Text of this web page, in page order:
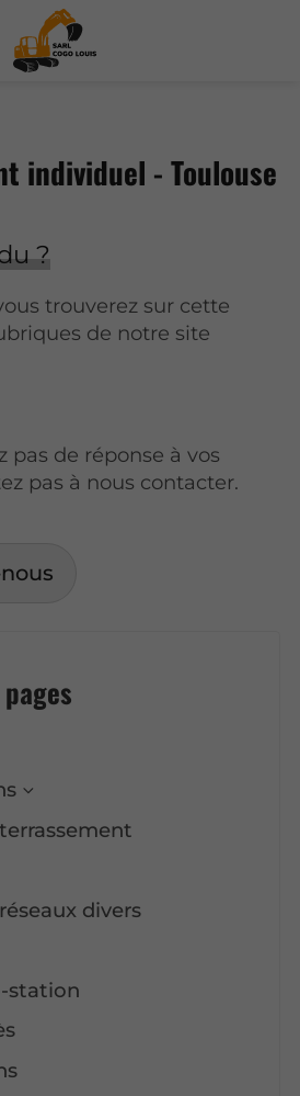
individuel - Toulouse
?
trouverez sur cette
de notre site
pas de réponse à vos
pas à nous contacter.
divers
station